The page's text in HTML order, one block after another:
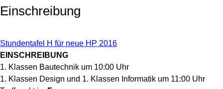
Einschreibung
Stundentafel H für neue HP 2016
EINSCHREIBUNG
1. Klassen Bautechnik um 10:00 Uhr
1. Klassen Design und 1. Klassen Informatik um 11:00 Uhr